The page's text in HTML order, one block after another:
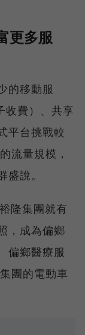
更多服
的移動服
收費）、共享
平台挑戰較
流量規模，
說。
隆集團就有
，成為偏鄉
偏鄉醫療服
團的電動車